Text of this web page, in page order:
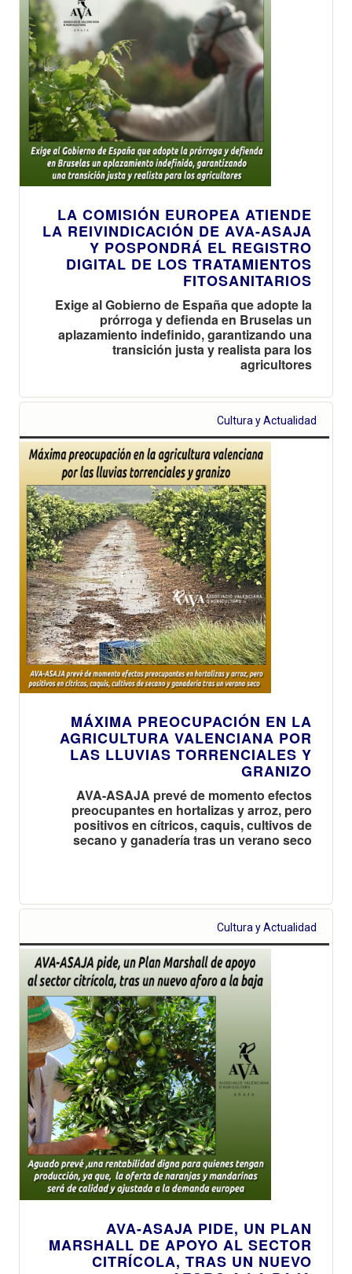
LA COMISIÓN EUROPEA ATIENDE
LA REIVINDICACIÓN DE AVA-ASAJA
Y POSPONDRÁ EL REGISTRO
DIGITAL DE LOS TRATAMIENTOS
FITOSANITARIOS
Exige al Gobierno de España que adopte la
prórroga y defienda en Bruselas un
aplazamiento indefinido, garantizando una
transición justa y realista para los
agricultores
Cultura y Actualidad
MÁXIMA PREOCUPACIÓN EN LA
AGRICULTURA VALENCIANA POR
LAS LLUVIAS TORRENCIALES Y
GRANIZO
AVA-ASAJA prevé de momento efectos
preocupantes en hortalizas y arroz, pero
positivos en cítricos, caquis, cultivos de
secano y ganadería tras un verano seco
Cultura y Actualidad
AVA-ASAJA PIDE, UN PLAN
MARSHALL DE APOYO AL SECTOR
CITRÍCOLA, TRAS UN NUEVO